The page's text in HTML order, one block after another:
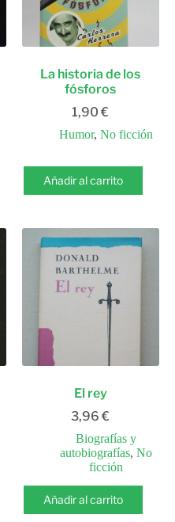
La historia de los
fósforos
1,90€
Humor,No ficción
Añadir al carrito
El rey
3,96€
Biografías y
autobiografías,No
ficción
Añadir al carrito